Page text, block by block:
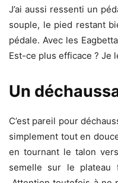
J’ai aussi ressenti un
souple, le pied restant
pédale. Avec les
Est-ce plus efficace ? Je
Un
C’est pareil pour
simplement tout en
en tournant le talon
semelle sur le plateau